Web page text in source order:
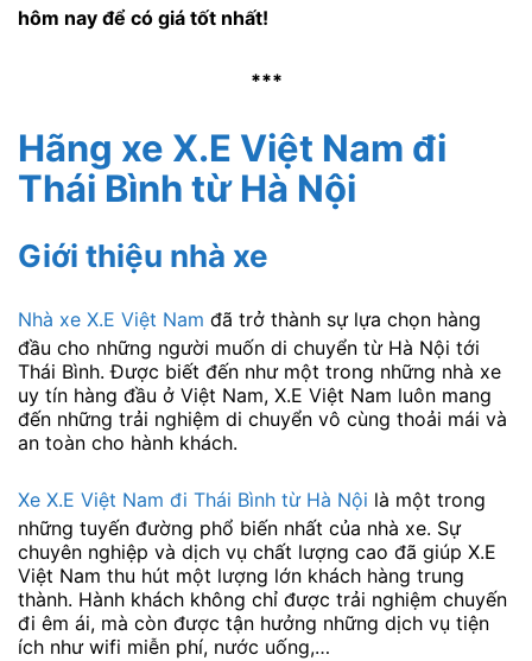
hôm nay để có giá tốt nhất!
***
Hãng xe X.E Việt Nam đi
Thái Bình từ Hà Nội
Giới thiệu nhà xe
Nhà xe X.E Việt Nam đã trở thành sự lựa chọn hàng
đầu cho những người muốn di chuyển từ Hà Nội tới
Thái Bình. Được biết đến như một trong những nhà xe
uy tín hàng đầu ở Việt Nam, X.E Việt Nam luôn mang
đến những trải nghiệm di chuyển vô cùng thoải mái và
an toàn cho hành khách.
Xe X.E Việt Nam đi Thái Bình từ Hà Nội là một trong
những tuyến đường phổ biến nhất của nhà xe. Sự
chuyên nghiệp và dịch vụ chất lượng cao đã giúp X.E
Việt Nam thu hút một lượng lớn khách hàng trung
thành. Hành khách không chỉ được trải nghiệm chuyến
đi êm ái, mà còn được tận hưởng những dịch vụ tiện
ích như wifi miễn phí, nước uống,…